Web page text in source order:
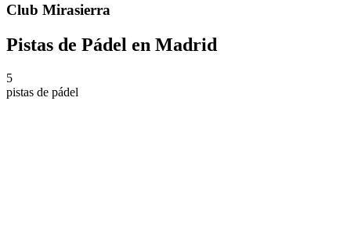
Club Mirasierra
Pistas de Pádel en Madrid
5
pistas de pádel